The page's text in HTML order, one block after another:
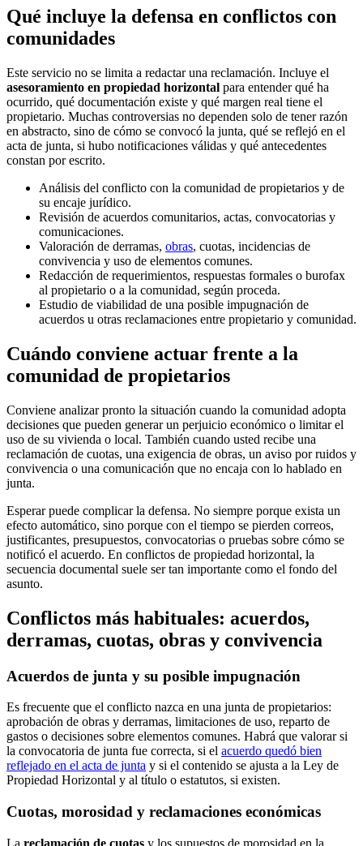
Qué incluye la defensa en conflictos con
comunidades
Este servicio no se limita a redactar una reclamación. Incluye el
asesoramiento en propiedad horizontal para entender qué ha
ocurrido, qué documentación existe y qué margen real tiene el
propietario. Muchas controversias no dependen solo de tener razón
en abstracto, sino de cómo se convocó la junta, qué se reflejó en el
acta de junta, si hubo notificaciones válidas y qué antecedentes
constan por escrito.
Análisis del conflicto con la comunidad de propietarios y de
su encaje jurídico.
Revisión de acuerdos comunitarios, actas, convocatorias y
comunicaciones.
Valoración de derramas, obras, cuotas, incidencias de
convivencia y uso de elementos comunes.
Redacción de requerimientos, respuestas formales o burofax
al propietario o a la comunidad, según proceda.
Estudio de viabilidad de una posible impugnación de
acuerdos u otras reclamaciones entre propietario y comunidad.
Cuándo conviene actuar frente a la
comunidad de propietarios
Conviene analizar pronto la situación cuando la comunidad adopta
decisiones que pueden generar un perjuicio económico o limitar el
uso de su vivienda o local. También cuando usted recibe una
reclamación de cuotas, una exigencia de obras, un aviso por ruidos y
convivencia o una comunicación que no encaja con lo hablado en
junta.
Esperar puede complicar la defensa. No siempre porque exista un
efecto automático, sino porque con el tiempo se pierden correos,
justificantes, presupuestos, convocatorias o pruebas sobre cómo se
notificó el acuerdo. En conflictos de propiedad horizontal, la
secuencia documental suele ser tan importante como el fondo del
asunto.
Conflictos más habituales: acuerdos,
derramas, cuotas, obras y convivencia
Acuerdos de junta y su posible impugnación
Es frecuente que el conflicto nazca en una junta de propietarios:
aprobación de obras y derramas, limitaciones de uso, reparto de
gastos o decisiones sobre elementos comunes. Habrá que valorar si
la convocatoria de junta fue correcta, si el acuerdo quedó bien
reflejado en el acta de junta y si el contenido se ajusta a la Ley de
Propiedad Horizontal y al título o estatutos, si existen.
Cuotas, morosidad y reclamaciones económicas
La reclamación de cuotas y los supuestos de morosidad en la